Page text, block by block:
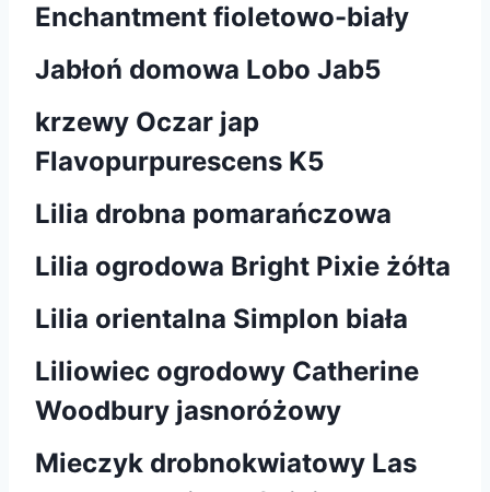
Enchantment fioletowo-biały
Jabłoń domowa Lobo Jab5
krzewy Oczar jap
Flavopurpurescens K5
Lilia drobna pomarańczowa
Lilia ogrodowa Bright Pixie żółta
Lilia orientalna Simplon biała
Liliowiec ogrodowy Catherine
Woodbury jasnoróżowy
Mieczyk drobnokwiatowy Las